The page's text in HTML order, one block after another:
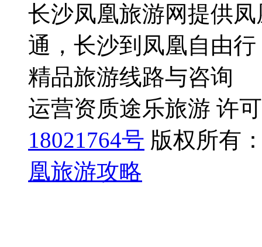
长沙凤凰旅游网提供
通，长沙到凤凰自由
精品旅游线路与咨询
运营资质途乐旅游 许
18021764号 版权所有
凰旅游攻略